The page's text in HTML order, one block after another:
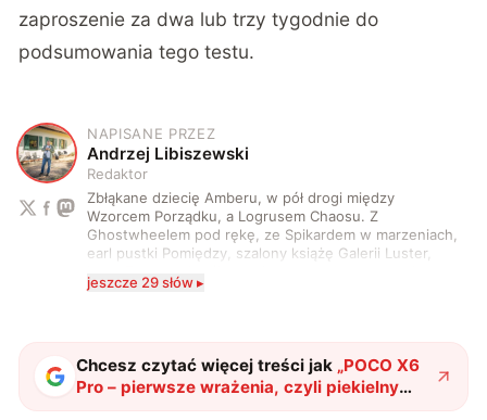
zaproszenie za dwa lub trzy tygodnie do
podsumowania tego testu.
A
NAPISANE PRZEZ
Andrzej Libiszewski
Redaktor
Zbłąkane dziecię Amberu, w pół drogi między
Wzorcem Porządku, a Logrusem Chaosu. Z
Ghostwheelem pod rękę, ze Spikardem w marzeniach,
earl pustki Pomiędzy, szalony książę Galerii Luster,
serio? Pisaniem o szeroko pojętej technice o zajmuję
i gram w gry :)
jeszcze 29 słów ▸
Chcesz czytać więcej treści jak „POCO X6
Pro – pierwsze wrażenia, czyli piekielny
piano black"?